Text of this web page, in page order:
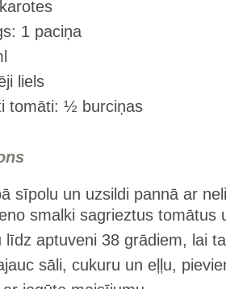
1 paciņa
liels
tomāti: ½ burciņas
sīpolu un uzsildi pannā ar
smalki sagrieztus tomātus
līdz aptuveni 38 grādiem, lai
sāli, cukuru un eļļu,